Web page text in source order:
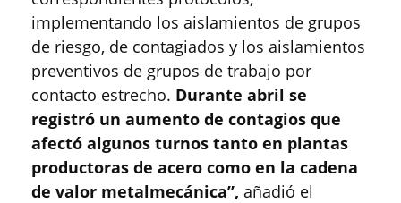
implementando los aislamientos de grupos
de riesgo, de contagiados y los aislamientos
preventivos de grupos de trabajo por
contacto estrecho. Durante abril se
registró un aumento de contagios que
afectó algunos turnos tanto en plantas
productoras de acero como en la cadena
de valor metalmecánica”, añadió el